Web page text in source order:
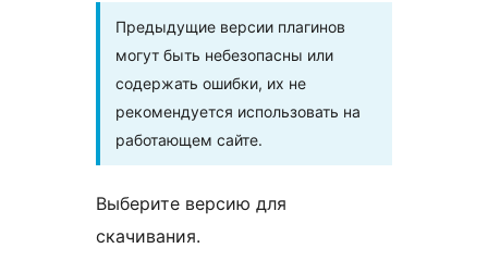
Предыдущие версии плагинов
могут быть небезопасны или
содержать ошибки, их не
рекомендуется использовать на
работающем сайте.
Выберите версию для
скачивания.